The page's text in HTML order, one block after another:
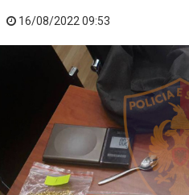
16/08/2022 09:53